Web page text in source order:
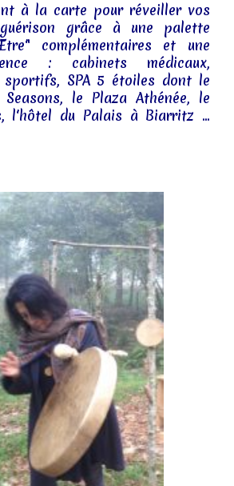
à la carte pour réveiller vos
grâce à une palette
complémentaires et une
: cabinets médicaux,
sportifs, SPA 5 étoiles dont le
Seasons, le Plaza Athénée, le
l'hôtel du Palais à Biarritz ...